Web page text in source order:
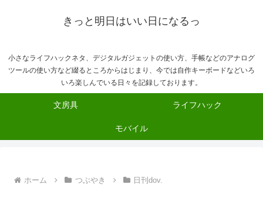
きっと明日はいい日になるっ
小さなライフハックネタ、デジタルガジェットの使い方、手帳などのアナログ
ツールの使い方など綴るところからはじまり、今では自作キーボードなどいろ
いろ楽しんでいる日々を記録しております。
文房具 ライフハック
モバイル
ホーム つぶやき 日刊dov.